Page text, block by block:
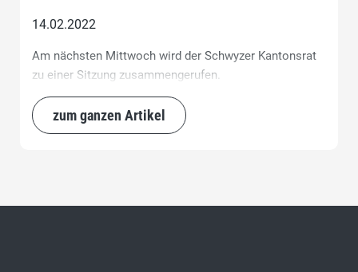
14.02.2022
Am nächsten Mittwoch wird der Schwyzer Kantonsrat
zu einer Sitzung zusammengerufen.
zum ganzen Artikel